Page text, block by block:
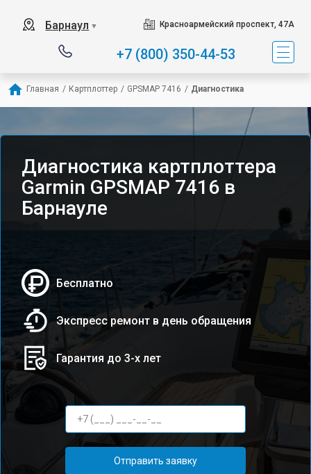
Барнаул ▼ Красноармейский проспект, 47А
+7 (800) 350-44-53
Главная / Картплоттер / GPSMAP 7416 / Диагностика
Диагностика картплоттера
Garmin GPSMAP 7416 в
Барнауле
Бесплатно
Экспресс ремонт в день обращения
Гарантия до 3-х лет
Отправить заявку